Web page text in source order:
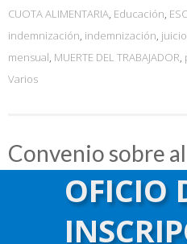
CUOTA ALIMENTARIA, Educación,
indemnización, indemnización, juicio
mensual, MUERTE DEL TRABAJADOR,
Varios
Convenio sobre
nietos menores
por sus abuelos
Publicada enabril 3, 2019por
OFICIO